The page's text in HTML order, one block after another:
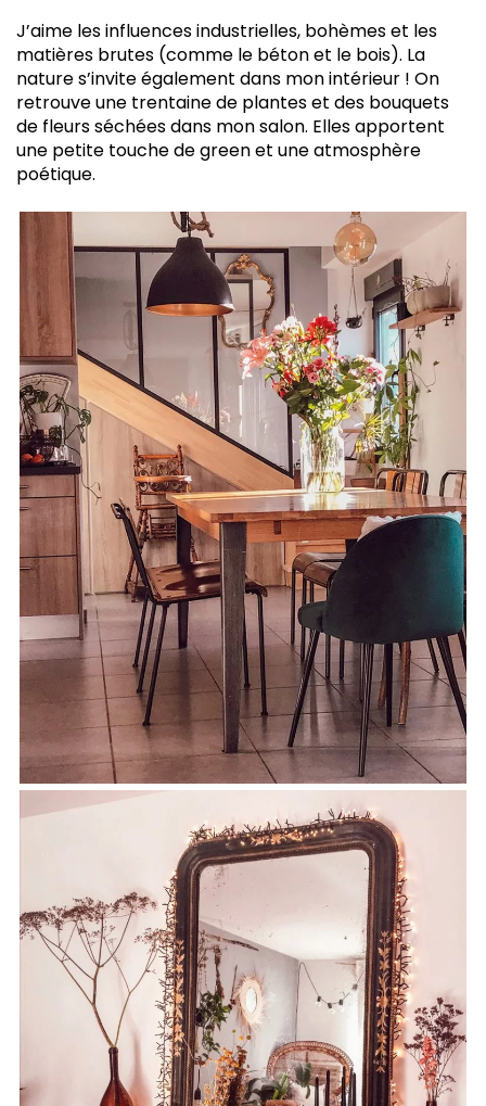
J’aime les influences industrielles, bohèmes et les
matières brutes (comme le béton et le bois). La
nature s’invite également dans mon intérieur ! On
retrouve une trentaine de plantes et des bouquets
de fleurs séchées dans mon salon. Elles apportent
une petite touche de green et une atmosphère
poétique.